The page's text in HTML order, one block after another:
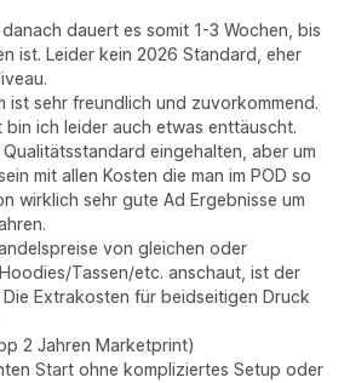
dauert es somit 1-3 Wochen, bis
ist. Leider kein 2026 Standard, eher
ist sehr freundlich und zuvorkommend.
bin ich leider auch etwas enttäuscht.
eingehalten, aber um
mit allen Kosten die man im POD so
wirklich sehr gute Ad Ergebnisse um
von gleichen oder
Tassen/etc. anschaut, ist der
Extrakosten für beidseitigen Druck
2 Jahren Marketprint)
Start ohne kompliziertes Setup oder